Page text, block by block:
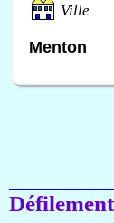
Ville
Menton